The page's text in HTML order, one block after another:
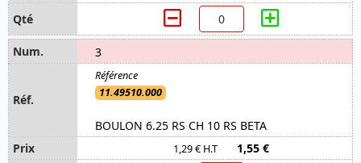
3
11.49510.000
BOULON 6.25 RS CH 10 RS BETA
1,29 € H.T 1,55 €